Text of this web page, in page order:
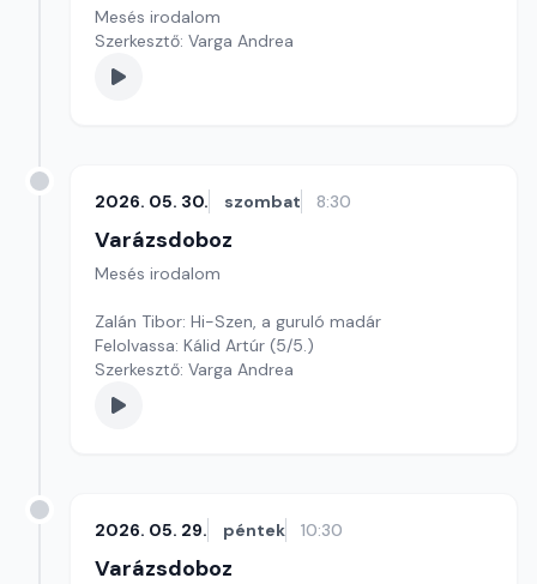
Mesés irodalom
Szerkesztő: Varga Andrea
2026. 05. 30. szombat 8:30
Varázsdoboz
Mesés irodalom
Zalán Tibor: Hi-Szen, a guruló madár
Felolvassa: Kálid Artúr (5/5.)
Szerkesztő: Varga Andrea
2026. 05. 29. péntek 10:30
Varázsdoboz